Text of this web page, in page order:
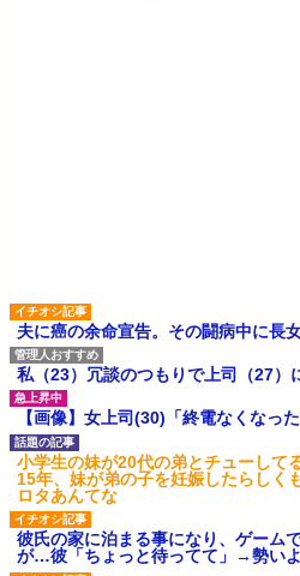
しませないでく
夫に癌の余命宣告。その闘病中に長
私（23）冗談のつもりで上司（27）
【画像】女上司(30)「終電なくなっ
小学生の妹が20代の弟とチューして
15年、妹が弟の子を妊娠したらし
ロタあんてな
彼氏の家に泊まる事になり、ゲーム
が…彼「ちょっと待ってて」→勢い